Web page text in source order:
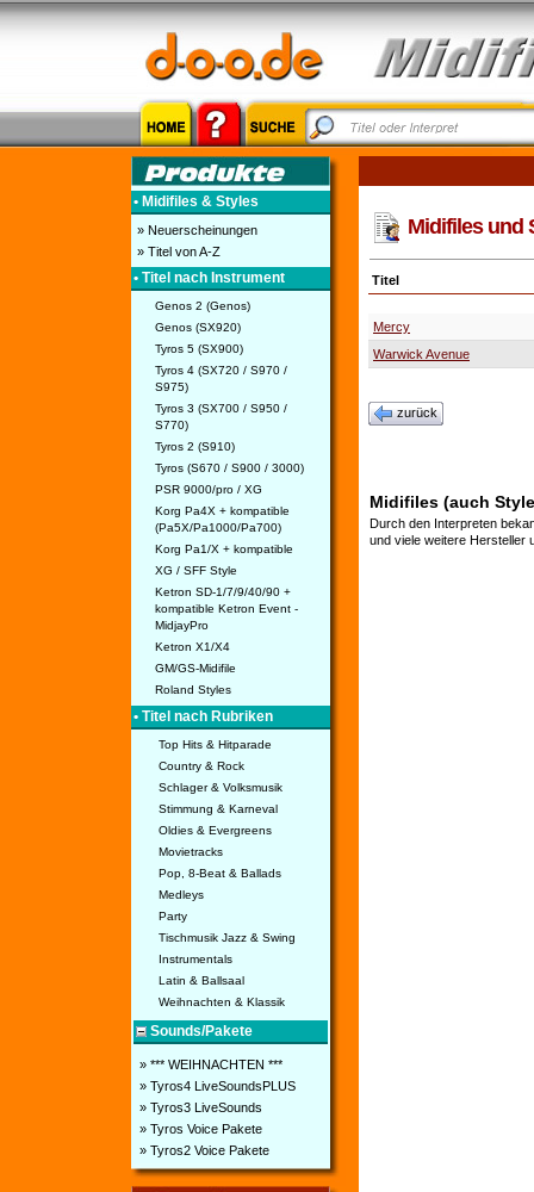
• Midifiles & Styles
» Neuerscheinungen
» Titel von A-Z
• Titel nach Instrument
Genos 2 (Genos)
Genos (SX920)
Tyros 5 (SX900)
Tyros 4 (SX720 / S970 /
S975)
Tyros 3 (SX700 / S950 /
S770)
Tyros 2 (S910)
Tyros (S670 / S900 / 3000)
PSR 9000/pro / XG
Korg Pa4X + kompatible
(Pa5X/Pa1000/Pa700)
Korg Pa1/X + kompatible
XG / SFF Style
Ketron SD-1/7/9/40/90 +
kompatible Ketron Event -
MidjayPro
Ketron X1/X4
GM/GS-Midifile
Roland Styles
• Titel nach Rubriken
Top Hits & Hitparade
Country & Rock
Schlager & Volksmusik
Stimmung & Karneval
Oldies & Evergreens
Movietracks
Pop, 8-Beat & Ballads
Medleys
Party
Tischmusik Jazz & Swing
Instrumentals
Latin & Ballsaal
Weihnachten & Klassik
Sounds/Pakete
» *** WEIHNACHTEN ***
» Tyros4 LiveSoundsPLUS
» Tyros3 LiveSounds
» Tyros Voice Pakete
» Tyros2 Voice Pakete
Midifiles und
Titel
Mercy
Warwick Avenue
zurück
Midifiles (auch
Durch den Interpreten
und viele weitere Hersteller